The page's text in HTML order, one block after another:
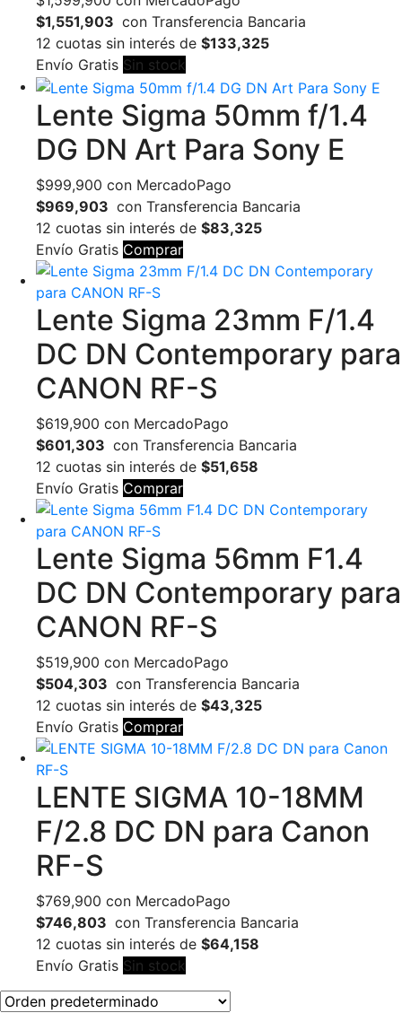
$1,551,903 con Transferencia Bancaria
12 cuotas sin interés de $133,325
Envío Gratis Sin stock
Lente Sigma 50mm f/1.4
DG DN Art Para Sony E
$999,900 con MercadoPago
$969,903 con Transferencia Bancaria
12 cuotas sin interés de $83,325
Envío Gratis Comprar
Lente Sigma 23mm F/1.4
DC DN Contemporary para
CANON RF-S
$619,900 con MercadoPago
$601,303 con Transferencia Bancaria
12 cuotas sin interés de $51,658
Envío Gratis Comprar
Lente Sigma 56mm F1.4
DC DN Contemporary para
CANON RF-S
$519,900 con MercadoPago
$504,303 con Transferencia Bancaria
12 cuotas sin interés de $43,325
Envío Gratis Comprar
LENTE SIGMA 10-18MM
F/2.8 DC DN para Canon
RF-S
$769,900 con MercadoPago
$746,803 con Transferencia Bancaria
12 cuotas sin interés de $64,158
Envío Gratis Sin stock